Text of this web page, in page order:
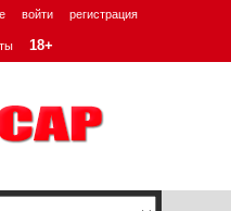
войти регистрация
18+